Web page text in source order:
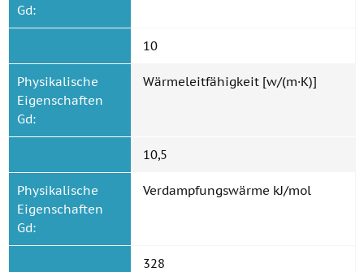
Gd:
10
Physikalische
Eigenschaften
Gd:
Wärmeleitfähigkeit [w/(m·K)]
10,5
Physikalische
Eigenschaften
Gd:
Verdampfungswärme kJ/mol
328